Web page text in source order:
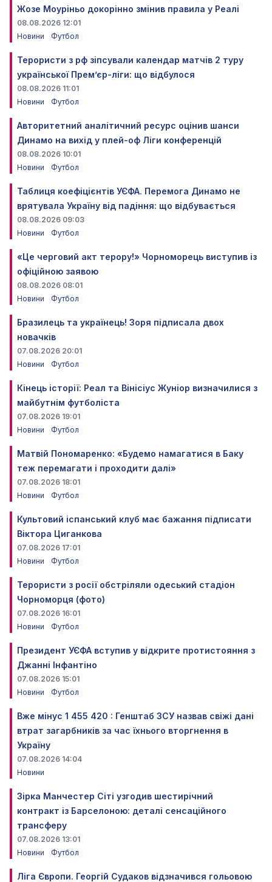
Жозе Моуріньо докорінно змінив правила у Реалі
08.08.2026 12:01
Новини
Футбол
Терористи з рф зіпсували календар матчів 2 туру
української Прем’єр-ліги: що відбулося
08.08.2026 11:01
Новини
Футбол
Авторитетний аналітичний ресурс оцінив шанси
Динамо на вихід у плей-оф Ліги конференцій
08.08.2026 10:01
Новини
Футбол
Таблиця коефіцієнтів УЄФА. Перемога Динамо не
врятувала Україну від падіння: що відбувається
08.08.2026 09:03
Новини
Футбол
«Це черговий акт терору!» Чорноморець виступив із
офіційною заявою
08.08.2026 08:01
Новини
Футбол
Бразилець та українець! Зоря підписала двох
новачків
07.08.2026 20:01
Новини
Футбол
Кінець історії: Реал та Вінісіус Жуніор визначилися з
майбутнім футболіста
07.08.2026 19:01
Новини
Футбол
Матвій Пономаренко: «Будемо намагатися в Баку
теж перемагати і проходити далі»
07.08.2026 18:01
Новини
Футбол
Культовий іспанський клуб має бажання підписати
Віктора Циганкова
07.08.2026 17:01
Новини
Футбол
Терористи з росії обстріляли одеський стадіон
Чорноморця (фото)
07.08.2026 16:01
Новини
Футбол
Президент УЄФА вступив у відкрите протистояння з
Джанні Інфантіно
07.08.2026 15:01
Новини
Футбол
Вже мінус 1 455 420 : Генштаб ЗСУ назвав свіжі дані
втрат загарбників за час їхнього вторгнення в
Україну
07.08.2026 14:04
Новини
Зірка Манчестер Сіті узгодив шестирічний
контракт із Барселоною: деталі сенсаційного
трансферу
07.08.2026 13:01
Новини
Футбол
Ліга Європи. Георгій Судаков відзначився гольовою